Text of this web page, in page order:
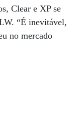
Clear e XP se
“É inevitável,
no mercado